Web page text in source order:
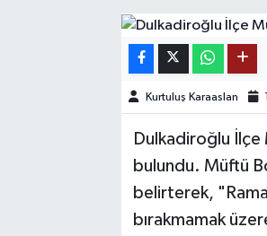
Kurtuluş Karaaslan
Dulkadiroğlu İlçe
bulundu. Müftü
belirterek,
bırakmamak